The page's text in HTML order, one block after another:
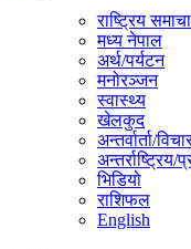
राष्ट्रिय
मध्य नेपाल
अर्थ/पर्यटन
मनोरञ्जन
स्वास्थ्य
खेलकुद
अन्तर्वार्ता/
अन्तर्राष्ट्रिय/
भिडियो
राशिफल
English